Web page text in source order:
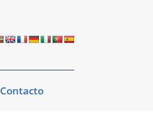
Contacto